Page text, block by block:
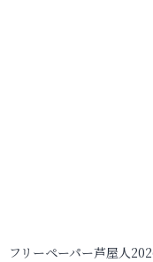
フリーペーパー芦屋人